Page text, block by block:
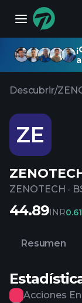
Descubrir/
ZE
ZENOTECH ·
44.89INR0.61
Resumen
Acciones